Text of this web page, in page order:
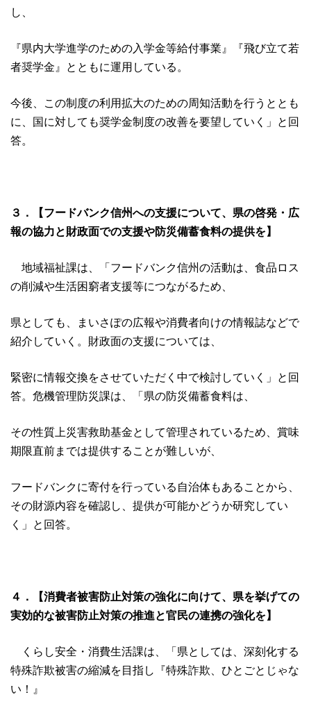
し、
『県内大学進学のための入学金等給付事業』『飛び立て若
者奨学金』とともに運用している。
今後、この制度の利用拡大のための周知活動を行うととも
に、国に対しても奨学金制度の改善を要望していく」と回
答。
３．【フードバンク信州への支援について、県の啓発・広
報の協力と財政面での支援や防災備蓄食料の提供を】
地域福祉課は、「フードバンク信州の活動は、食品ロス
の削減や生活困窮者支援等につながるため、
県としても、まいさぽの広報や消費者向けの情報誌などで
紹介していく。財政面の支援については、
緊密に情報交換をさせていただく中で検討していく」と回
答。危機管理防災課は、「県の防災備蓄食料は、
その性質上災害救助基金として管理されているため、賞味
期限直前までは提供することが難しいが、
フードバンクに寄付を行っている自治体もあることから、
その財源内容を確認し、提供が可能かどうか研究してい
く」と回答。
４．【消費者被害防止対策の強化に向けて、県を挙げての
実効的な被害防止対策の推進と官民の連携の強化を】
くらし安全・消費生活課は、「県としては、深刻化する
特殊詐欺被害の縮減を目指し『特殊詐欺、ひとごとじゃな
い！』